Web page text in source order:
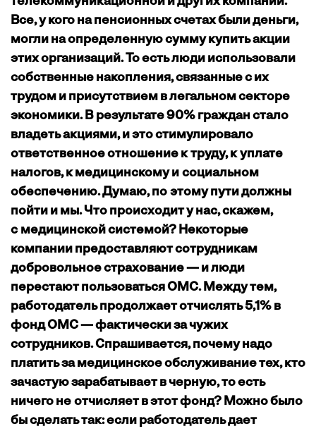
Все, у кого на пенсионных счетах были деньги,
могли на определенную сумму купить акции
этих организаций. То есть люди использовали
собственные накопления, связанные с их
трудом и присутствием в легальном секторе
экономики. В результате 90% граждан стало
владеть акциями, и это стимулировало
ответственное отношение к труду, к уплате
налогов, к медицинскому и социальном
обеспечению. Думаю, по этому пути должны
пойти и мы. Что происходит у нас, скажем,
с медицинской системой? Некоторые
компании предоставляют сотрудникам
добровольное страхование — и люди
перестают пользоваться ОМС. Между тем,
работодатель продолжает отчислять 5,1% в
фонд ОМС — фактически за чужих
сотрудников. Спрашивается, почему надо
платить за медицинское обслуживание тех, кто
зачастую зарабатывает в черную, то есть
ничего не отчисляет в этот фонд? Можно было
бы сделать так: если работодатель дает